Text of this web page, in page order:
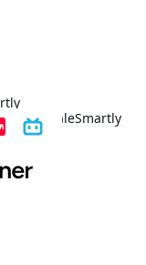
SDK SaleSmartly